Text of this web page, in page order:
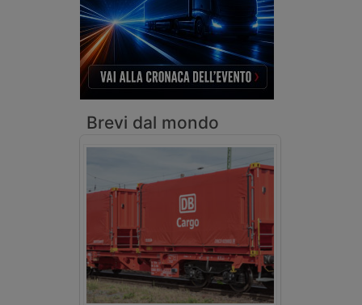
Brevi dal mondo